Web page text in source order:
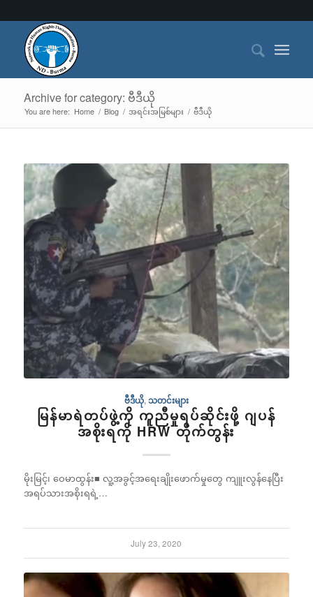
Archive for category: ဗီဒီယို
You are here: Home / Blog / အရင်းအမြစ်များ / ဗီဒီယို
ဗီဒီယို,သတင်းများ
မြန်မာရဲတပ်ဖွဲ့ကို ကူညီမှုရပ်ဆိုင်းဖို့ ဂျပန်
အစိုးရကို HRW တိုက်တွန်း
မိုးမြင့်၊ ဝေမာထွန်း■ လူ့အခွင့်အရေးချိုးဖောက်မှုတွေ ကျူးလွန်နေပြီး
အရပ်သားအစိုးရရဲ့…
July 23, 2020